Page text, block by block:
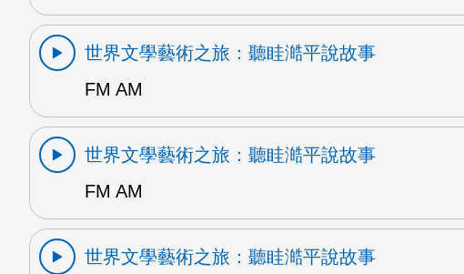
世界文學藝術之旅：聽眭澔平說故事
FM AM
世界文學藝術之旅：聽眭澔平說故事
FM AM
世界文學藝術之旅：聽眭澔平說故事